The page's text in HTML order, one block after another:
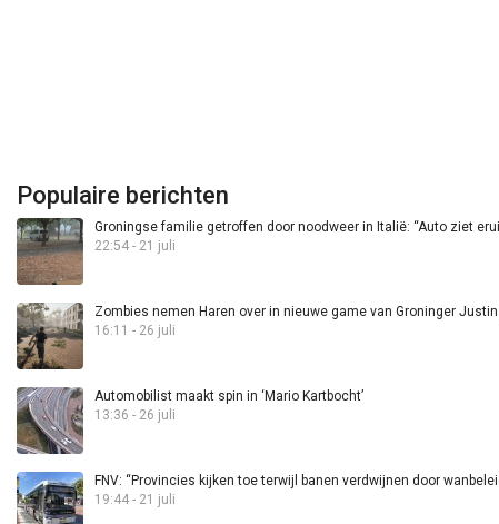
Populaire berichten
Groningse familie getroffen door noodweer in Italië: “Auto ziet
22:54 - 21 juli
Zombies nemen Haren over in nieuwe game van Groninger
16:11 - 26 juli
Automobilist maakt spin in ‘Mario Kartbocht’
13:36 - 26 juli
FNV: “Provincies kijken toe terwijl banen verdwijnen door
19:44 - 21 juli